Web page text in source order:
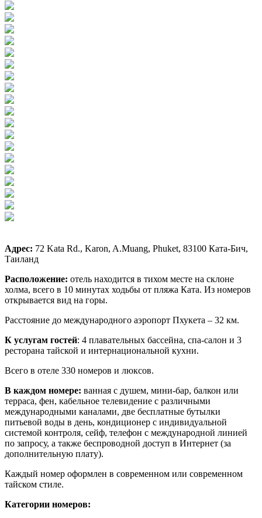
Адрес: 72 Kata Rd., Karon, A.Muang, Phuket, 83100 Ката-Бич,
Таиланд
Расположение: отель находится в тихом месте на склоне
холма, всего в 10 минутах ходьбы от пляжа Ката. Из номеров
открывается вид на горы.
Расстояние до международного аэропорт Пхукета – 32 км.
К услугам гостей: 4 плавательных бассейна, спа-салон и 3
ресторана тайской и интернациональной кухни.
Всего в отеле 330 номеров и люксов.
В каждом номере: ванная с душем, мини-бар, балкон или
терраса, фен, кабельное телевидение с различными
международными каналами, две бесплатные бутылки
питьевой воды в день, кондиционер с индивидуальной
системой контроля, сейф, телефон с международной линией
по запросу, а также беспроводной доступ в Интернет (за
дополнительную плату).
Каждый номер оформлен в современном или современном
тайском стиле.
Категории номеров: